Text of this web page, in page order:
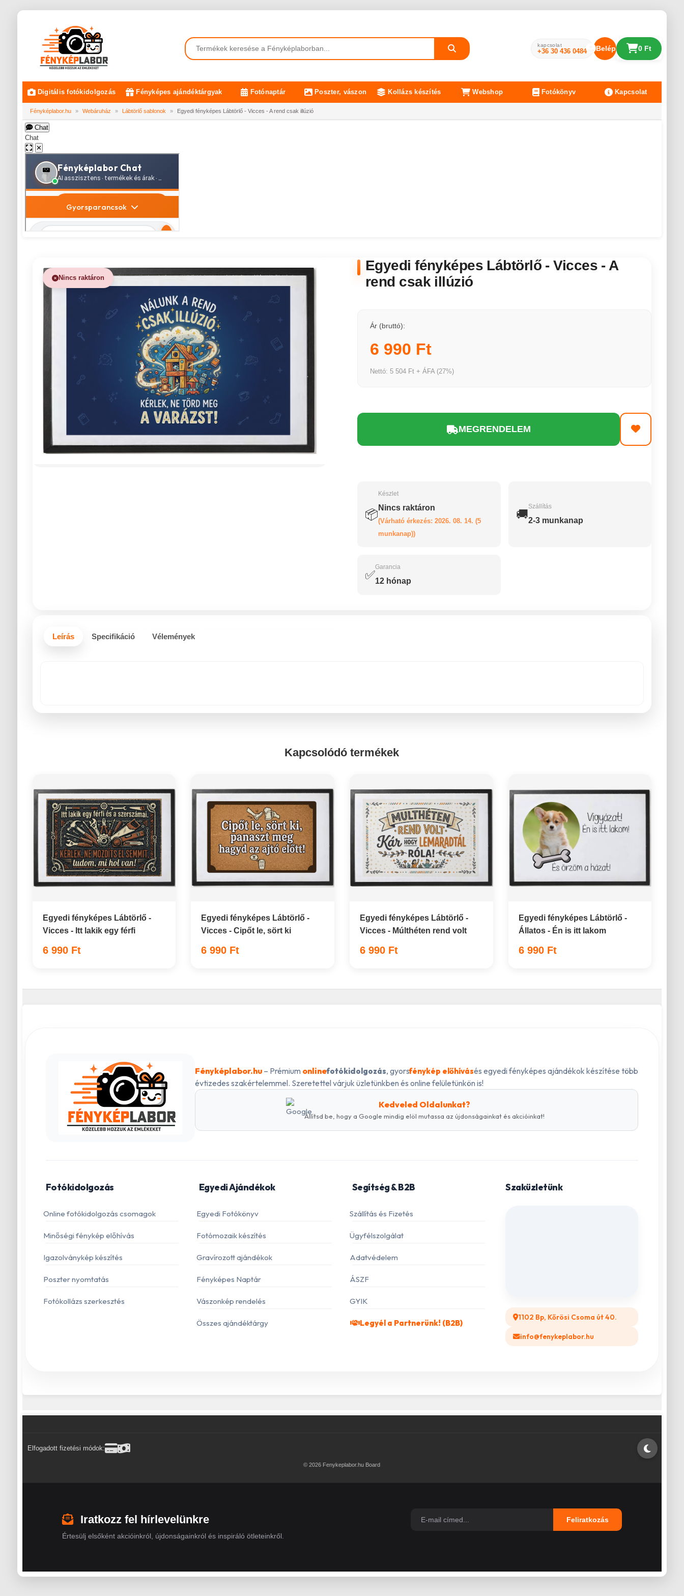
kapcsolat
+36 30 436 0484 Belépés 0 Ft
Digitális fotókidolgozás Fényképes ajándéktárgyak Fotónaptár Poszter, vászon Kollázs készítés Webshop Fotókönyv Kapcsolat
Fényképlabor.hu » Webáruház » Lábtörlő sablonok » Egyedi fényképes Lábtörlő - Vicces - A rend csak illúzió
Chat
Chat
✕
Nincs raktáron
Egyedi fényképes Lábtörlő - Vicces - A
rend csak illúzió
Ár (bruttó):
6 990 Ft
Nettó: 5 504 Ft + ÁFA (27%)
MEGRENDELEM
📦
Készlet
Nincs raktáron
(Várható érkezés: 2026. 08. 14. (5
munkanap))
🚚
Szállítás
2-3 munkanap
✅
Garancia
12 hónap
Leírás Specifikáció Vélemények
Kapcsolódó termékek
Egyedi fényképes Lábtörlő -
Vicces - Itt lakik egy férfi
6 990 Ft
Egyedi fényképes Lábtörlő -
Vicces - Cipőt le, sört ki
6 990 Ft
Egyedi fényképes Lábtörlő -
Vicces - Múlthéten rend volt
6 990 Ft
Egyedi fényképes Lábtörlő -
Állatos - Én is itt lakom
6 990 Ft
Fényképlabor.hu– Prémium onlinefotókidolgozás, gyorsfénykép előhívásés egyedi fényképes ajándékok készítése több
évtizedes szakértelemmel. Szeretettel várjuk üzletünkben és online felületünkön is!
Kedveled Oldalunkat?
Állítsd be, hogy a Google mindig elöl mutassa az újdonságainkat és akcióinkat!
Fotókidolgozás
Online fotókidolgozás csomagok
Minőségi fénykép előhívás
Igazolványkép készítés
Poszter nyomtatás
Fotókollázs szerkesztés
Egyedi Ajándékok
Egyedi Fotókönyv
Fotómozaik készítés
Gravírozott ajándékok
Fényképes Naptár
Vászonkép rendelés
Összes ajándéktárgy
Segítség & B2B
Szállítás és Fizetés
Ügyfélszolgálat
Adatvédelem
ÁSZF
GYIK
Legyél a Partnerünk! (B2B)
Szaküzletünk
1102 Bp, Kőrösi Csoma út 40.
info@fenykeplabor.hu
Elfogadott fizetési módok:
© 2026 Fenykeplabor.hu Board
Iratkozz fel hírlevelünkre
Értesülj elsőként akcióinkról, újdonságainkról és inspiráló ötleteinkről.
Feliratkozás